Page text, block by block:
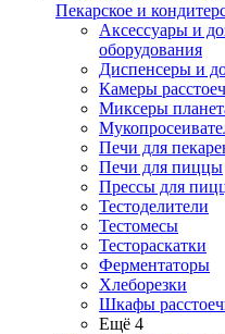
Пекарское и
Аксессуары и
оборудования
Диспенсеры и
Камеры
Миксеры
Печи для
Печи для пиццы
Прессы для
Тестоделители
Тестомесы
Тестораскатки
Ферментаторы
Хлеборезки
Шкафы
Ещё 4